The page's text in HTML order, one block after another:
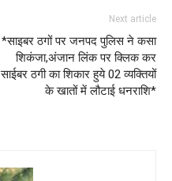
Next article
*साइबर ठगों पर जनपद पुलिस ने कसा
शिकंजा,अंजान लिंक पर क्लिक कर
साईबर ठगी का शिकार हुये 02 व्यक्तियों
के खातों में लौटाई धनराशि*